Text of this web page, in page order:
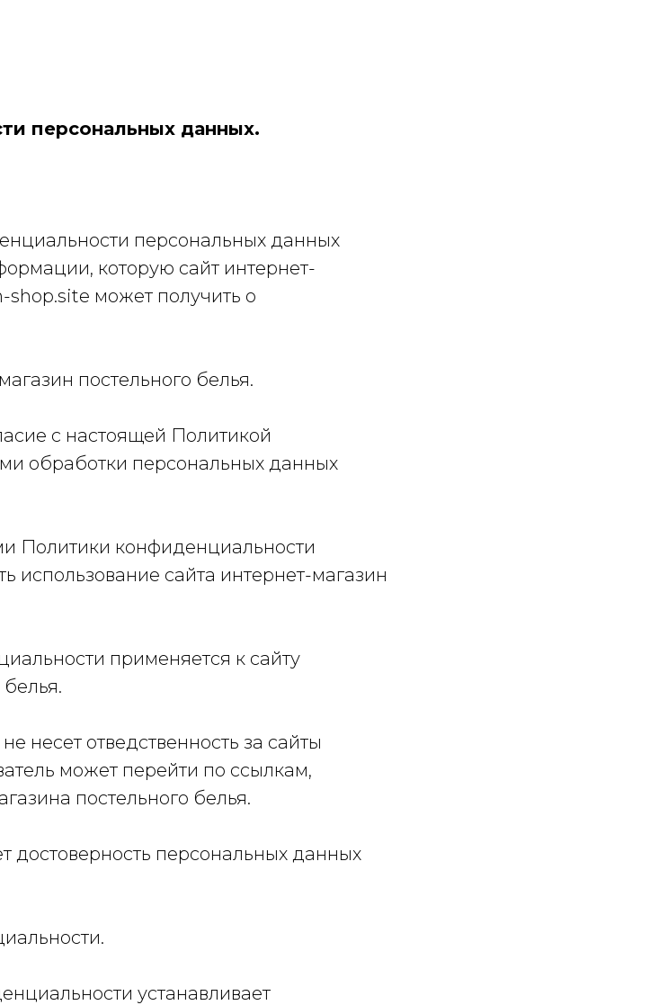
персональных данных.
персональных данных
которую сайт интернет-
shop.site может получить о
постельного белья.
с настоящей Политикой
обработки персональных данных
Политики конфиденциальности
использование сайта интернет-магазин
применяется к сайту
несет отведственность за сайты
может перейти по ссылкам,
постельного белья.
достоверность персональных данных
устанавливает